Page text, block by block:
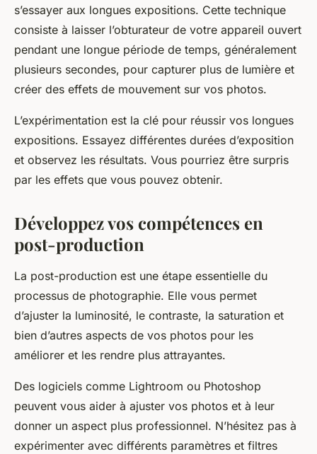
s’essayer aux longues expositions. Cette technique
consiste à laisser l’obturateur de votre appareil ouvert
pendant une longue période de temps, généralement
plusieurs secondes, pour capturer plus de lumière et
créer des effets de mouvement sur vos photos.
L’expérimentation est la clé pour réussir vos longues
expositions. Essayez différentes durées d’exposition
et observez les résultats. Vous pourriez être surpris
par les effets que vous pouvez obtenir.
Développez vos compétences en
post-production
La post-production est une étape essentielle du
processus de photographie. Elle vous permet
d’ajuster la luminosité, le contraste, la saturation et
bien d’autres aspects de vos photos pour les
améliorer et les rendre plus attrayantes.
Des logiciels comme Lightroom ou Photoshop
peuvent vous aider à ajuster vos photos et à leur
donner un aspect plus professionnel. N’hésitez pas à
expérimenter avec différents paramètres et filtres